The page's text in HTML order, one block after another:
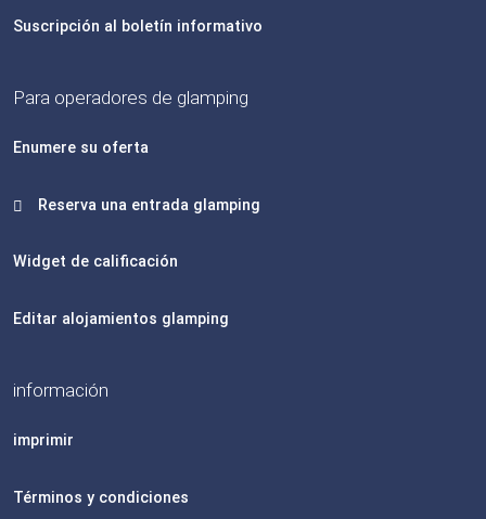
Suscripción al boletín informativo
Para operadores de glamping
Enumere su oferta
Reserva una entrada glamping
Widget de calificación
Editar alojamientos glamping
información
imprimir
Términos y condiciones